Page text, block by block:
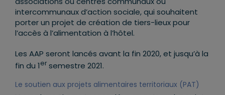
intercommunaux d’action sociale, qui souhaitent
porter un projet de création de tiers-lieux pour
l’accès à l’alimentation à l’hôtel.
Les AAP seront lancés avant la fin 2020, et jusqu’à la
fin du 1ersemestre 2021.
Le soutien aux projets alimentaires territoriaux (PAT)